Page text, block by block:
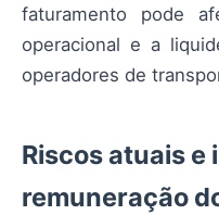
faturamento pode
operacional e a
operadores de
Riscos atuais e
remuneração